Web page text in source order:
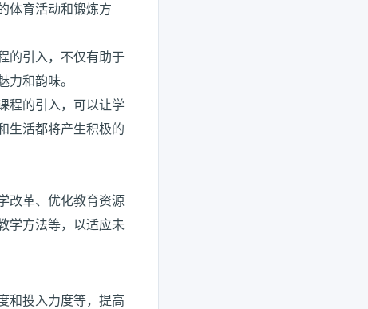
体育活动和锻炼方
的引入，不仅有助于
力和韵味。
程的引入，可以让学
生活都将产生积极的
改革、优化教育资源
学方法等，以适应未
和投入力度等，提高